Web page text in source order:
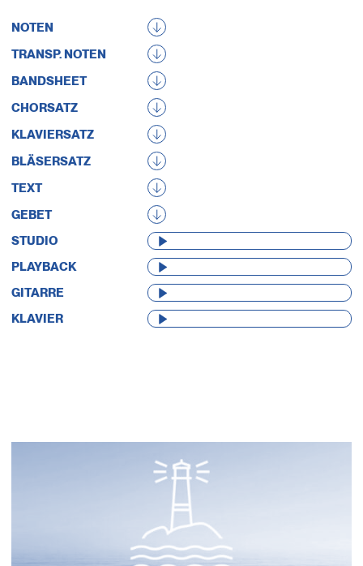
NOTEN
TRANSP. NOTEN
BANDSHEET
CHORSATZ
KLAVIERSATZ
BLÄSERSATZ
TEXT
GEBET
STUDIO
AUDIO-
PLAYER
PLAYBACK
AUDIO-
PLAYER
GITARRE
AUDIO-
PLAYER
KLAVIER
AUDIO-